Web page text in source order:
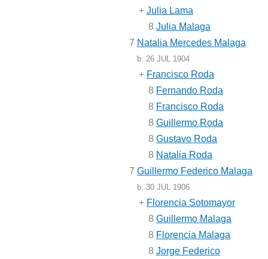
+ Julia Lama
8 Julia Malaga
7 Natalia Mercedes Malaga
b:26 JUL 1904
+ Francisco Roda
8 Fernando Roda
8 Francisco Roda
8 Guillermo Roda
8 Gustavo Roda
8 Natalia Roda
7 Guillermo Federico Malaga
b:30 JUL 1906
+ Florencia Sotomayor
8 Guillermo Malaga
8 Florencia Malaga
8 Jorge Federico